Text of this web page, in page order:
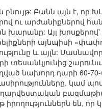
Բանն այն է, որ
ու արժանիքներով
Այլ
այնպիսի
և այլն:
տեսանկյունից
նախորդ դարի 60-
կամ
են,